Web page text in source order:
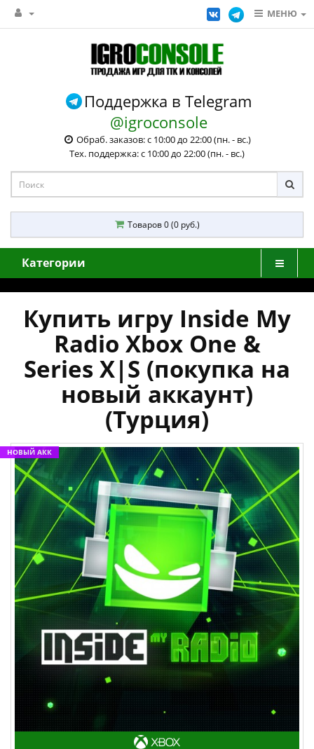
МЕНЮ
Поддержка в Telegram
@igroconsole
Обраб. заказов: с 10:00 до 22:00 (пн. - вс.)
Тех. поддержка: с 10:00 до 22:00 (пн. - вс.)
Товаров 0 (0 руб.)
Категории
Купить игру Inside My
Radio Xbox One &
Series X|S (покупка на
новый аккаунт)
(Турция)
НОВЫЙ АКК